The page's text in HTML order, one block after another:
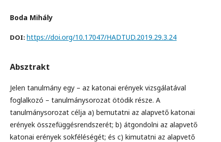
Boda Mihály
DOI: https://doi.org/10.17047/HADTUD.2019.29.3.24
Absztrakt
Jelen tanulmány egy – az katonai erények vizsgálatával
foglalkozó – tanulmánysorozat ötödik része. A
tanulmánysorozat célja a) bemutatni az alapvető katonai
erények összefüggésrendszerét; b) átgondolni az alapvető
katonai erények sokféléségét; és c) kimutatni az alapvető